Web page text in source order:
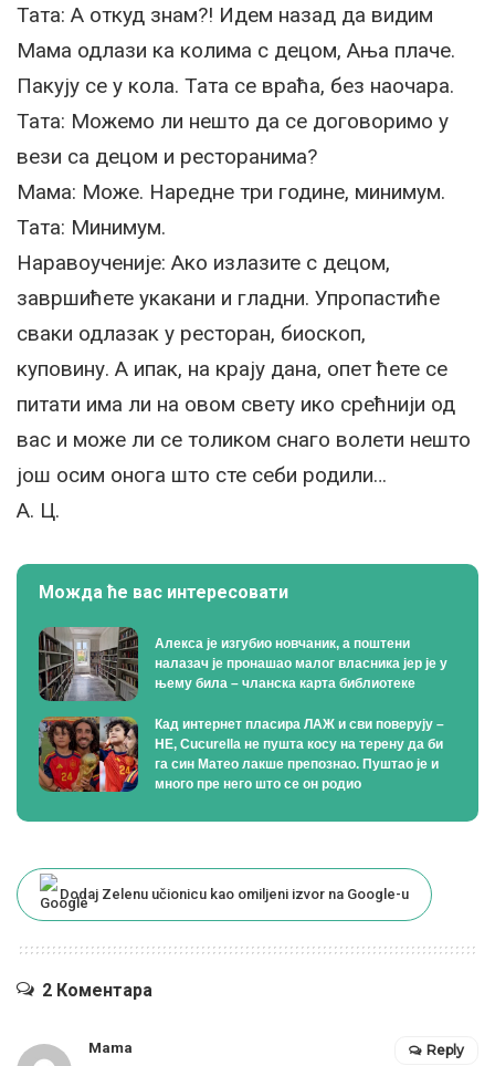
Тата: А откуд знам?! Идем назад да видим
Мама одлази ка колима с децом, Ања плаче.
Пакују се у кола. Тата се враћа, без наочара.
Тата: Можемо ли нешто да се договоримо у
вези са децом и ресторанима?
Мама: Може. Наредне три године, минимум.
Тата: Минимум.
Наравоученије: Ако излазите с децом,
завршићете укакани и гладни. Упропастиће
сваки одлазак у ресторан, биоскоп,
куповину. А ипак, на крају дана, опет ћете се
питати има ли на овом свету ико срећнији од
вас и може ли се толиком снаго волети нешто
још осим онога што сте себи родили…
A. Ц.
Можда ће вас интересовати
Алекса је изгубио новчаник, а поштени
налазач је пронашао малог власника јер је у
њему била – чланска карта библиотеке
Кад интернет пласира ЛАЖ и сви поверују –
НЕ, Cucurella не пушта косу на терену да би
га син Матео лакше препознао. Пуштао је и
много пре него што се он родио
Dodaj Zelenu učionicu kao omiljeni izvor na Google-u
2 Коментара
Mama Reply